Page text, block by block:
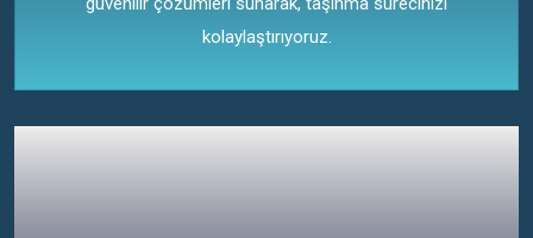
kolaylaştırıyoruz.